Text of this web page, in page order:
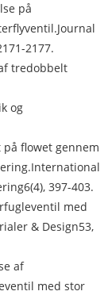
på
Journal
2177.
tredobbelt
og
på flowet gennem
International
6(4), 397-403.
med
& Design53,
af
med stor